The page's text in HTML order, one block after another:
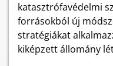
katasztrófavédelmi
forrásokból új
stratégiákat
kiképzett állomány